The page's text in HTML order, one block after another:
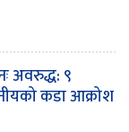
अवरुद्ध: ९
कडा आक्रोश